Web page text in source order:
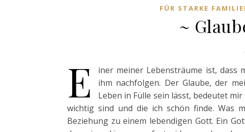
FÜR STARKE
~
E
iner meiner Lebensträume ist, dass
ihm nachfolgen. Der Glaube, der
Leben in Fülle sein lässt, bedeutet
wichtig sind und die ich schön finde. Was
Beziehung zu einem lebendigen Gott. Ein